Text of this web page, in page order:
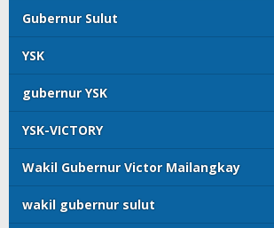
Gubernur Sulut
YSK
gubernur YSK
YSK-VICTORY
Wakil Gubernur Victor Mailangkay
wakil gubernur sulut